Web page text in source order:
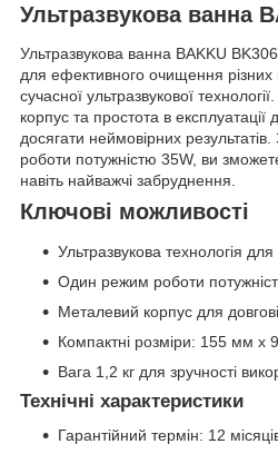
Ультразвукова ванна
Ультразвукова ванна BAKKU
для ефективного очищення
сучасної ультразвукової технології.
корпус та простота в експлуатації
досягати неймовірних
роботи потужністю 35W, ви
навіть найважчі забруднення.
Ключові можливості
Ультразвукова технологія
Один режим роботи
Металевий корпус для
Компактні розміри: 155 мм
Вага 1,2 кг для зручності
Технічні характеристики
Гарантійний термін: 12